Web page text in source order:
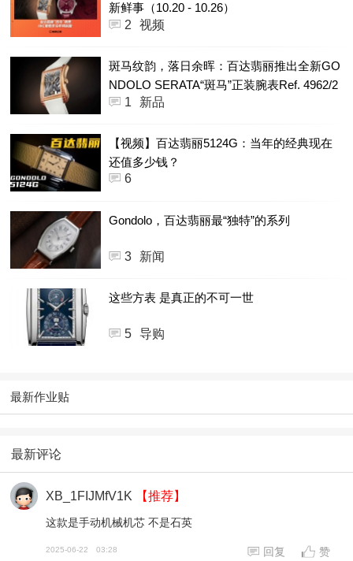
新鲜事（10.20 - 10.26）
2
视频
斑马纹韵，落日余晖：百达翡丽推出全新GO
NDOLO SERATA“斑马”正装腕表Ref. 4962/2
00R1 新品
【视频】百达翡丽5124G：当年的经典现在
还值多少钱？
6
Gondolo，百达翡丽最“独特”的系列
3 新闻
这些方表 是真正的不可一世
5 导购
最新作业贴
最新评论
XB_1FIJMfV1K 【推荐】
这款是手动机械机芯 不是石英
2025-06-22 03:28 回复 赞